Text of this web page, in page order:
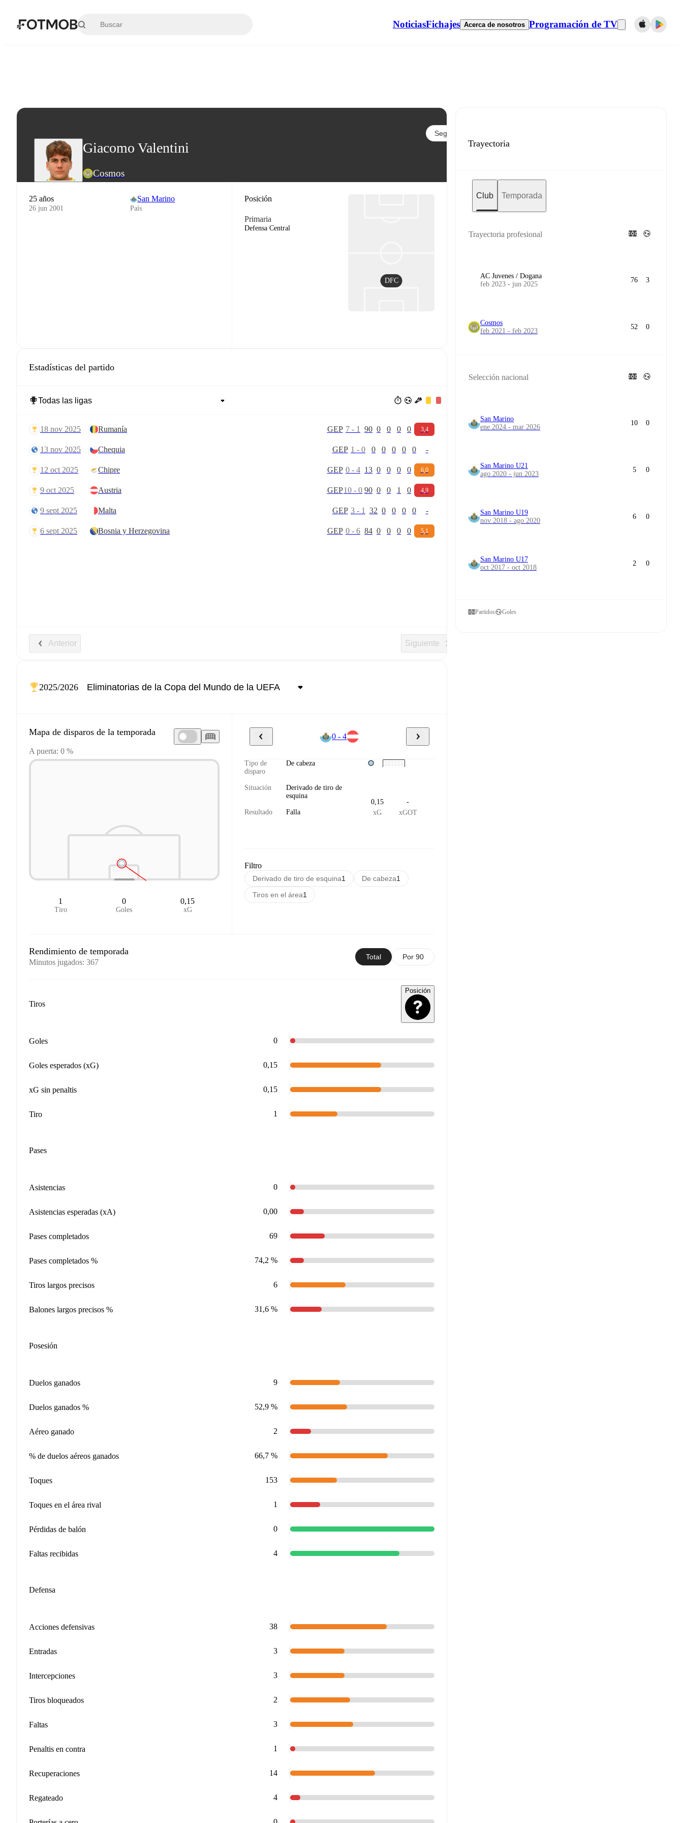
NoticiasFichajes Acerca de nosotros Programación de TV
Giacomo Valentini
Cosmos
Seguir
25 años
26 jun 2001
San Marino
País
Posición
Primaria
Defensa Central
DFC
Estadísticas del partido
18 nov 2025 Rumanía GEP 7 - 1 90 0 0 0 0 3,4
13 nov 2025 Chequia GEP 1 - 0 0 0 0 0 0 -
12 oct 2025 Chipre GEP 0 - 4 13 0 0 0 0 6,0
9 oct 2025 Austria GEP10 - 0 90 0 0 1 0 4,9
9 sept 2025 Malta GEP 3 - 1 32 0 0 0 0 -
6 sept 2025 Bosnia y Herzegovina GEP 0 - 6 84 0 0 0 0 5,1
Anterior Siguiente
2025/2026
Mapa de disparos de la temporada
A puerta: 0 %
1
Tiro
0
Goles
0,15
xG
0 - 4
Tipo de
disparo
De cabeza
Situación
Derivado de tiro de
esquina
Resultado Falla
0,15
xG
-
xGOT
Filtro
Derivado de tiro de esquina1 De cabeza1
Tiros en el área1
Rendimiento de temporada
Minutos jugados: 367
Total Por 90
Tiros
Posición
Goles 0
Goles esperados (xG) 0,15
xG sin penaltis 0,15
Tiro 1
Pases
Asistencias 0
Asistencias esperadas (xA) 0,00
Pases completados 69
Pases completados % 74,2 %
Tiros largos precisos 6
Balones largos precisos % 31,6 %
Posesión
Duelos ganados 9
Duelos ganados % 52,9 %
Aéreo ganado 2
% de duelos aéreos ganados 66,7 %
Toques 153
Toques en el área rival 1
Pérdidas de balón 0
Faltas recibidas 4
Defensa
Acciones defensivas 38
Entradas 3
Intercepciones 3
Tiros bloqueados 2
Faltas 3
Penaltis en contra 1
Recuperaciones 14
Regateado 4
Trayectoria
Club Temporada
Trayectoria profesional
AC Juvenes / Dogana
feb 2023 - jun 2025
76 3
Cosmos
feb 2021 - feb 2023
52 0
Selección nacional
San Marino
ene 2024 - mar 2026
10 0
San Marino U21
ago 2020 - jun 2023
5 0
San Marino U19
nov 2018 - ago 2020
6 0
San Marino U17
oct 2017 - oct 2018
2 0
Partidos Goles